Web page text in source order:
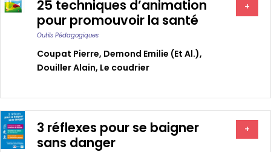
25 techniques d’animation
pour promouvoir la santé
Outils Pédagogiques
Coupat Pierre, Demond Emilie (et Al.),
Douiller Alain, Le coudrier
+
3 réflexes pour se baigner
sans danger
+